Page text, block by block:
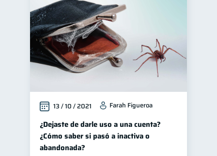
Inversiones 2
Finanzas Personales 1
Finanzas en Pareja 1
Educación Financiera 1
Fraudes 1 Mipymes
Gasto responsable
información financiera
13 / 10 / 2021 Farah Figueroa
¿Dejaste de darle uso a una cuenta?
¿Cómo saber si pasó a inactiva o
abandonada?